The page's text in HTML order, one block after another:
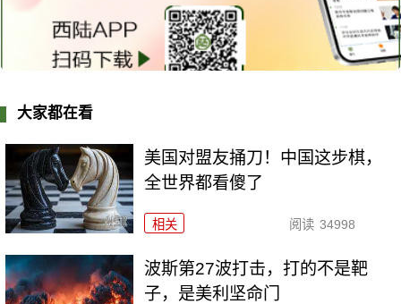
大家都在看
美国对盟友捅刀！中国这步棋，
全世界都看傻了
相关 阅读 34998
波斯第27波打击，打的不是靶
子，是美利坚命门